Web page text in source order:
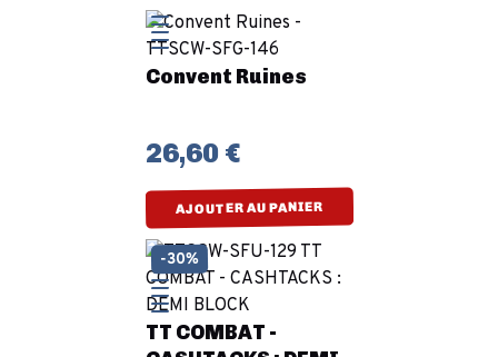
Convent Ruines
26,60 €
AJOUTER AU PANIER
TT COMBAT -
-30%